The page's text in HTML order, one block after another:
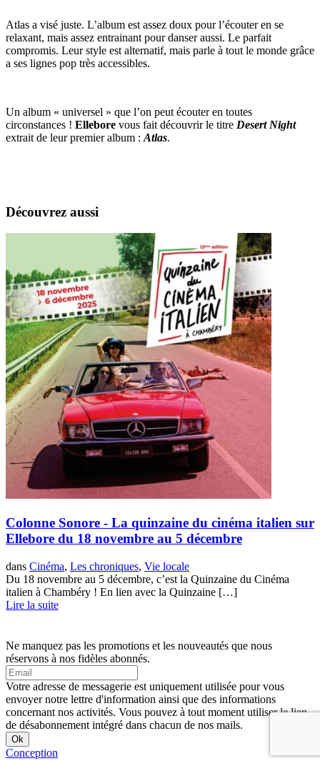
Atlas a visé juste. L’album est assez doux pour l’écouter en se
relaxant, mais assez entrainant pour danser aussi. Le parfait
compromis. Leur style est alternatif, mais parle à tout le monde grâce
a ses lignes pop très accessibles.
Un album « universel » que l’on peut écouter en toutes
circonstances ! Ellebore vous fait découvrir le titre Desert Night
extrait de leur premier album : Atlas.
Découvrez aussi
Colonne Sonore - La quinzaine du cinéma italien sur
Ellebore du 18 novembre au 5 décembre
dans Cinéma, Les chroniques, Vie locale
Du 18 novembre au 5 décembre, c’est la Quinzaine du Cinéma
italien à Chambéry ! En lien avec la Quinzaine […]
Lire la suite
Ne manquez pas les promotions et les nouveautés que nous
réservons à nos fidèles abonnés.
Votre adresse de messagerie est uniquement utilisée pour vous
envoyer notre lettre d'information ainsi que des informations
concernant nos activités. Vous pouvez à tout moment utiliser le lien
de désabonnement intégré dans chacun de nos mails.
Conception